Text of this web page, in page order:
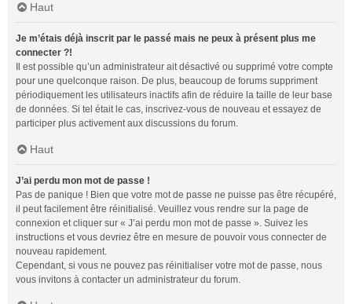
Haut
Je m’étais déjà inscrit par le passé mais ne peux à présent plus me
connecter ?!
Il est possible qu’un administrateur ait désactivé ou supprimé votre compte
pour une quelconque raison. De plus, beaucoup de forums suppriment
périodiquement les utilisateurs inactifs afin de réduire la taille de leur base
de données. Si tel était le cas, inscrivez-vous de nouveau et essayez de
participer plus activement aux discussions du forum.
Haut
J’ai perdu mon mot de passe !
Pas de panique ! Bien que votre mot de passe ne puisse pas être récupéré,
il peut facilement être réinitialisé. Veuillez vous rendre sur la page de
connexion et cliquer sur « J’ai perdu mon mot de passe ». Suivez les
instructions et vous devriez être en mesure de pouvoir vous connecter de
nouveau rapidement.
Cependant, si vous ne pouvez pas réinitialiser votre mot de passe, nous
vous invitons à contacter un administrateur du forum.